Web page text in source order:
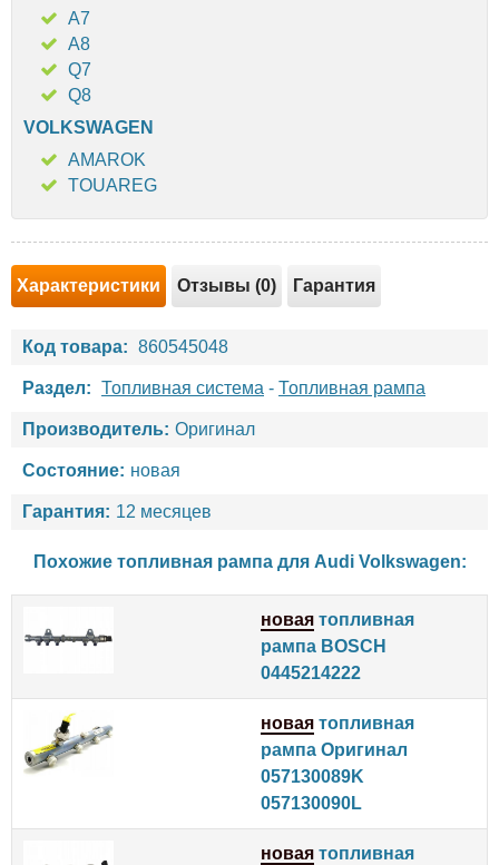
A7
A8
Q7
Q8
VOLKSWAGEN
AMAROK
TOUAREG
Характеристики Отзывы (0) Гарантия
Код товара: 860545048
Раздел: Топливная система - Топливная рампа
Производитель: Оригинал
Состояние: новая
Гарантия: 12 месяцев
Похожие топливная рампа для Audi Volkswagen:
новая топливная
рампа BOSCH
0445214222
новая топливная
рампа Оригинал
057130089K
057130090L
новая топливная